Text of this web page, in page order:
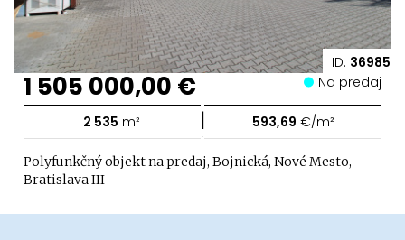
ID: 36985
1 505 000,00 € Na predaj
2 535 m² | 593,69 €/m²
Polyfunkčný objekt na predaj, Bojnická, Nové Mesto,
Bratislava III